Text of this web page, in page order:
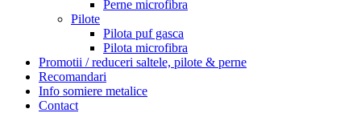
Perne microfibra
Pilote
Pilota puf gasca
Pilota microfibra
Promotii / reduceri saltele, pilote & perne
Recomandari
Info somiere metalice
Contact